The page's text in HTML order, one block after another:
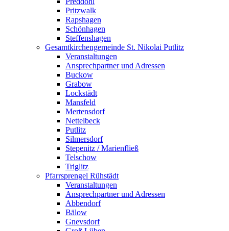
Pritzwalk
Rapshagen
Schönhagen
Steffenshagen
Gesamtkirchengemeinde St. Nikolai Putlitz
Veranstaltungen
Ansprechpartner und Adressen
Buckow
Grabow
Lockstädt
Mansfeld
Mertensdorf
Nettelbeck
Putlitz
Silmersdorf
Stepenitz / Marienfließ
Telschow
Triglitz
Pfarrsprengel Rühstädt
Veranstaltungen
Ansprechpartner und Adressen
Abbendorf
Bälow
Gnevsdorf